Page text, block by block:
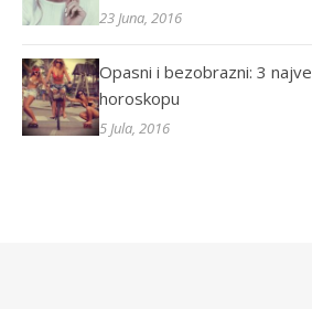
23 Juna, 2016
Opasni i bezobrazni: 3
horoskopu
5 Jula, 2016